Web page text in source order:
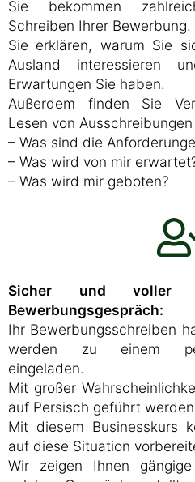
Sie bekommen
Schreiben Ihrer Bewerbung.
Sie erklären, warum Sie
Ausland interessieren
Erwartungen Sie haben.
Außerdem finden Sie
Lesen von
– Was sind die
– Was wird von mir
– Was wird mir geboten?
Sicher und voller
Bewerbungsgespräch:
Ihr Bewerbungsschreiben
werden zu einem
eingeladen.
Mit großer
auf Persisch geführt
Mit diesem Businesskurs
auf diese Situation
Wir zeigen Ihnen